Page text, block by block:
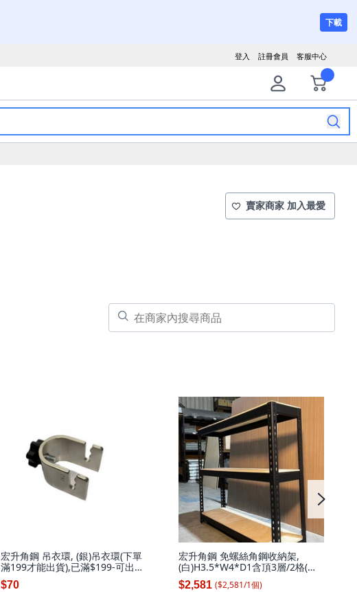
下載
客服中心
註冊會員
登入
賣家商家 加入最愛
宏升角鋼 吊衣環, (銀)吊衣環(下單
滿199才能出貨),已滿$199-可出
貨, 銀
$70
宏升角鋼 免螺絲角鋼收納架,
(白)H3.5*W4*D1含頂3層/2格(每
層補強*1支), 1套
$2,581 ($2,581/1個)